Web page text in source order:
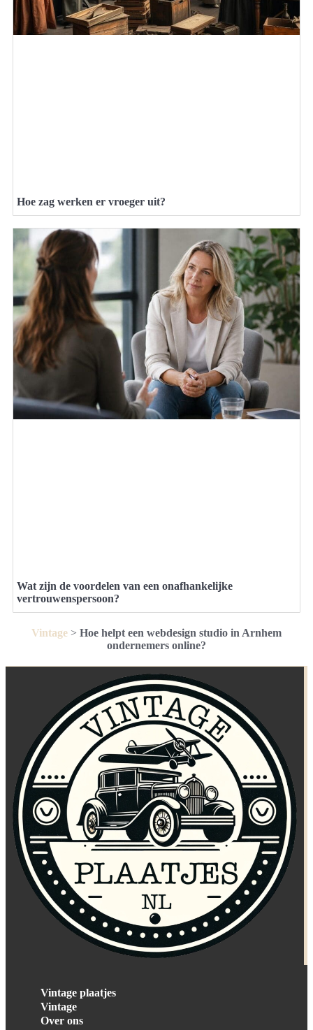
Hoe zag werken er vroeger uit?
Wat zijn de voordelen van een onafhankelijke
vertrouwenspersoon?
Vintage > Hoe helpt een webdesign studio in Arnhem
ondernemers online?
Vintage plaatjes
Vintage
Over ons